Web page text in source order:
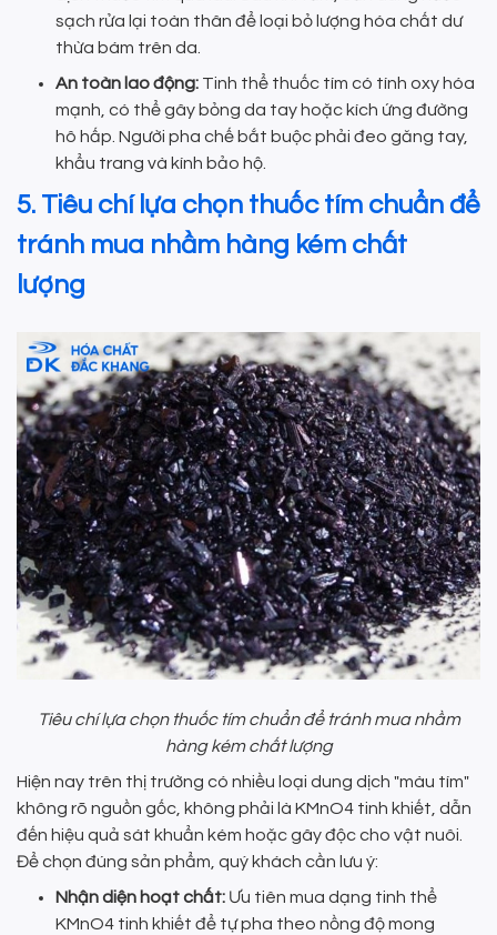
sạch rửa lại toàn thân để loại bỏ lượng hóa chất dư
thừa bám trên da.
An toàn lao động: Tinh thể thuốc tím có tính oxy hóa
mạnh, có thể gây bỏng da tay hoặc kích ứng đường
hô hấp. Người pha chế bắt buộc phải đeo găng tay,
khẩu trang và kính bảo hộ.
5. Tiêu chí lựa chọn thuốc tím chuẩn để
tránh mua nhầm hàng kém chất
lượng
Tiêu chí lựa chọn thuốc tím chuẩn để tránh mua nhầm
hàng kém chất lượng
Hiện nay trên thị trường có nhiều loại dung dịch "màu tím"
không rõ nguồn gốc, không phải là KMnO4 tinh khiết, dẫn
đến hiệu quả sát khuẩn kém hoặc gây độc cho vật nuôi.
Để chọn đúng sản phẩm, quý khách cần lưu ý:
Nhận diện hoạt chất: Ưu tiên mua dạng tinh thể
KMnO4 tinh khiết để tự pha theo nồng độ mong